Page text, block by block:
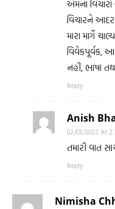
એમના
વિચારને
મારા માર્ગે
વિવેકપૂર્વક,
નહીં, ભાષા
Reply
Anish
02/03/2022 At
તમારી વાત
Reply
Nimisha